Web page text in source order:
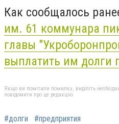
Как сообщалось
им. 61 коммунара
главы
выплатить им долги
Якщо ви помітили помилку, виділіть
повідомити про це редакцію
#долги #предприятия